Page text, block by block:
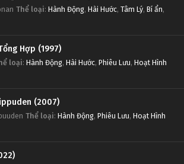
Thể loại: Hành Động, Hài Hước, Tâm Lý, Bí ẩn,
Hợp (1997)
loại: Hành Động, Hài Hước, Phiêu Lưu, Hoạt Hình
(2007)
Thể loại: Hành Động, Phiêu Lưu, Hoạt Hình